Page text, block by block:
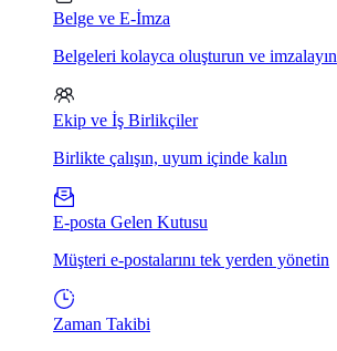
Belge ve E-İmza
Belgeleri kolayca oluşturun ve imzalayın
Ekip ve İş Birlikçiler
Birlikte çalışın, uyum içinde kalın
E-posta Gelen Kutusu
Müşteri e-postalarını tek yerden yönetin
Zaman Takibi